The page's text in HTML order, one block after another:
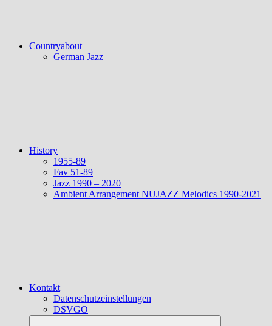
Countryabout
German Jazz
History
1955-89
Fav 51-89
Jazz 1990 – 2020
Ambient Arrangement NUJAZZ Melodics 1990-2021
Kontakt
Datenschutzeinstellungen
DSVGO